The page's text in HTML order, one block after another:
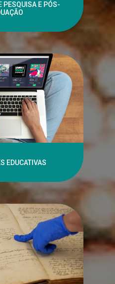
PESQUISA E PÓS-
EDUCATIVAS